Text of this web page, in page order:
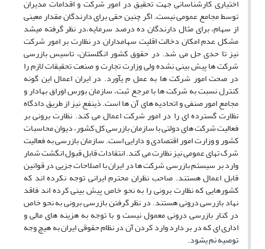
اختیاری کارشناسانی جهت تحقیق در امور شرکت و اقدامات مدیران
توسط مجامع عمومی نیست. اگر چنین حقی برای دارندگان مقدار معینی
از سهام، برای مثال دارندگان ده درصد سرمایه،در نظر گرفته میشد
مشکل عدم امکان دخالت اقلیت سهامداران در نظارت بر امور شرکت
نیز تا حدی حل می شد. در حقوق کشور انگلستان، تاسیس بازرسی
شرکت ها پیش بینی نشده ولی وزارت تجارت و صنعت تحقیقات لازم را
در صحت امور شرکت ها به عمل م یآورد. در ایران اعمال این گونه
کنترل نسبت به شرکت ها با مرجع ثبت، سازمان بورس اوراق بهادار و
مجامع امور صنفی و اتحادیه های آن ها است. ذینفع نیز از طریق دادگاه
نظارت گسترده ای را در امور شرکت اعمال می کند. نظارت برونی بر
فعالیت شرکت های دولتی با سازمان بازرسی کل کشور، دیوان محاسبات
کشور و وزارت امور اقتصادی و دارایی است. سازمان بازرسی به فعالیت
شرک تهای عمومی نیز نظارت می کند. انتقادات قابل قبول انگشت شمار
وارد بر سیستم بازرسی شرکت ها در ایران با اصلاحات جزیی در قوانین
قابل اعمال هستند. صاحب نظران محترم ایرانی توجه نکرده اند که
کشورهایی که نظارت برونی را به نحو خاص پیش بینی کرده اند فاقد
نهاد بازرسی درونی هستند. در نظر گرفتن بازرسی برونی به نحو خاص
در کنار بازرسی درونی معمول نیست و با توجه به هزینه های مالی و
اداری ای که در بر دارد وارد کردن آن در نظام حقوقی ایران به هیچ وجه
توصیه نم یشود.